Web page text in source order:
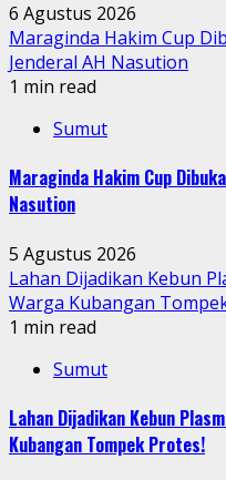
6 Agustus 2026
Maraginda Hakim Cup
Jenderal AH Nasution
1 min read
Sumut
Maraginda Hakim Cup
Nasution
5 Agustus 2026
Lahan Dijadikan Kebun
Warga Kubangan
1 min read
Sumut
Lahan Dijadikan Kebun
Kubangan Tompek Protes!